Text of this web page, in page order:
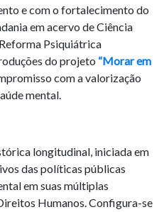
e com o fortalecimento do
em acervo de Ciência
Psiquiátrica
do projeto “Morar em
com a valorização
mental.
longitudinal, iniciada em
das políticas públicas
em suas múltiplas
Humanos. Configura-se